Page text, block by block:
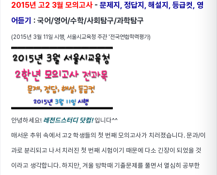
2015년 고2 3월 모의고사- 문제지, 정답지, 해설지, 등급컷, 영
어듣기 : 국어/영어/수학/사회탐구/과학탐구
(2015년 3월 11일 시행, 서울시교육청 주관 '전국연합학력평가)
안녕하세요! 레전드스터디 닷컴!입니다^^
매서운 추위 속에서 고2 학생들의 첫 번째 모의고사가 치러졌습니다. 문과/이
과로 분리되고 나서 치러진 첫 번째 시험이기 때문에 다소 긴장이 되었을 것
이라고 생각합니다. 하지만, 겨울 방학때 기출문제를 풀면서 열심히 공부한